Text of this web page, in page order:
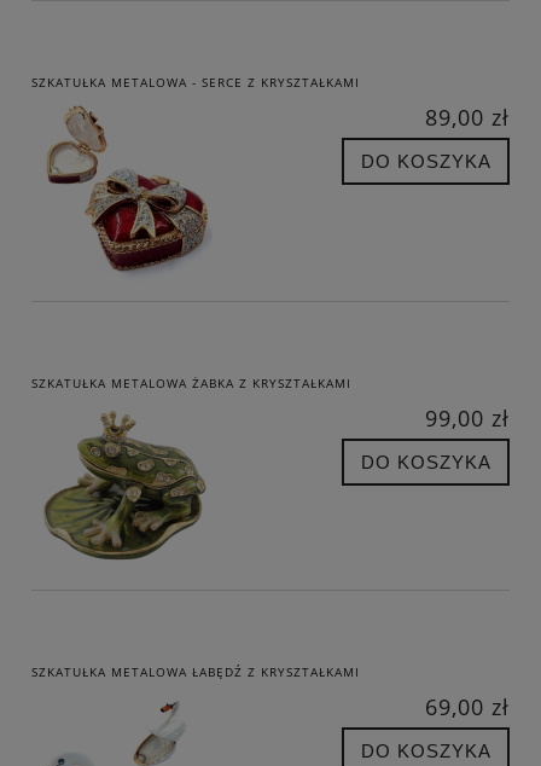
SZKATUŁKA METALOWA - SERCE Z KRYSZTAŁKAMI
89,00 zł
DO KOSZYKA
SZKATUŁKA METALOWA ŻABKA Z KRYSZTAŁKAMI
99,00 zł
DO KOSZYKA
SZKATUŁKA METALOWA ŁABĘDŹ Z KRYSZTAŁKAMI
69,00 zł
DO KOSZYKA